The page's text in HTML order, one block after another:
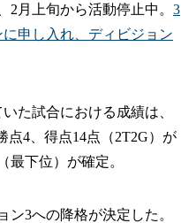
月上旬から活動停止中。 3
申し入れ、ディビジョン
た試合における成績は、
点4、得点14点（2T2G）が
下位）が確定。
3への降格が決定した。